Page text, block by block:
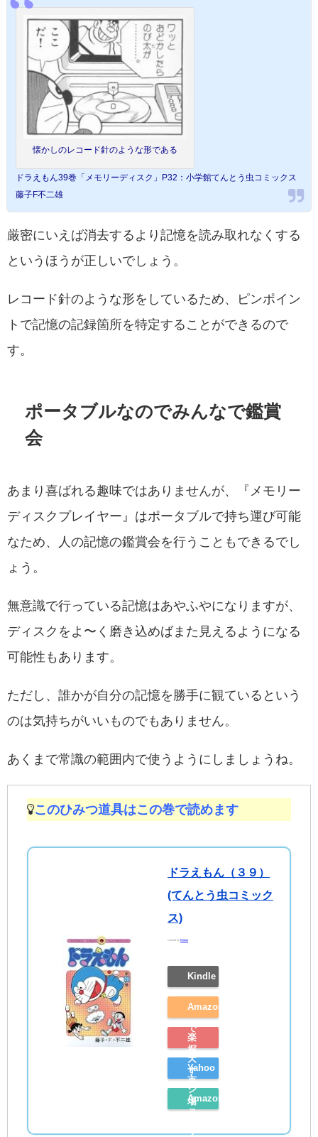
懐かしのレコード針のような形である
ドラえもん39巻「メモリーディスク」P32：小学館てんとう虫コミックス
藤子F不二雄
厳密にいえば消去するより記憶を読み取れなくする
というほうが正しいでしょう。
レコード針のような形をしているため、ピンポイン
トで記憶の記録箇所を特定することができるので
す。
ポータブルなのでみんなで鑑賞
会
あまり喜ばれる趣味ではありませんが、『メモリー
ディスクプレイヤー』はポータブルで持ち運び可能
なため、人の記憶の鑑賞会を行うこともできるでし
ょう。
無意識で行っている記憶はあやふやになりますが、
ディスクをよ〜く磨き込めばまた見えるようになる
可能性もあります。
ただし、誰かが自分の記憶を勝手に観ているという
のは気持ちがいいものでもありません。
あくまで常識の範囲内で使うようにしましょうね。
このひみつ道具はこの巻で読めます
ドラえもん（３９）
(てんとう虫コミック
ス)
created byRinker
Kindle
Amazon
で
探
す
楽
天
市
場
Yahoo
シ
ョ
ッ
Amazon